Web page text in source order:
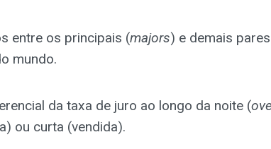
entre os principais (majors) e demais
mundo.
da taxa de juro ao longo da noite (
ou curta (vendida).